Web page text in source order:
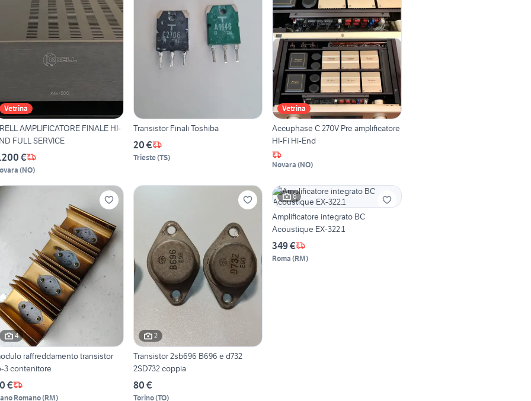
Vetrina
AMPLIFICATORE FINALE HI-
FULL SERVICE
€
(NO)
Transistor Finali Toshiba
20 €
Trieste(TS)
Vetrina
Accuphase C 270V Pre amplificatore
HI-Fi Hi-End
Novara (NO)
4
raffreddamento transistor
3 contenitore
€
Romano(RM)
2
Transistor 2sb696 B696 e d732
2SD732 coppia
80 €
Torino(TO)
6
Amplificatore integrato BC
Acoustique EX-322.1
349 €
Roma (RM)